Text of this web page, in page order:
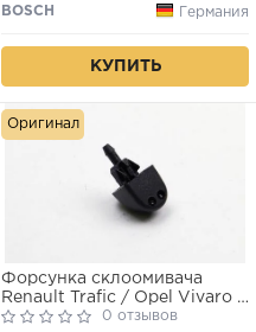
BOSCH
Германия
КУПИТЬ
Форсунка склоомивача
Renault Trafic / Opel Vivaro /
Nissan Primastar 2001-
0 отзывов
Оригинал